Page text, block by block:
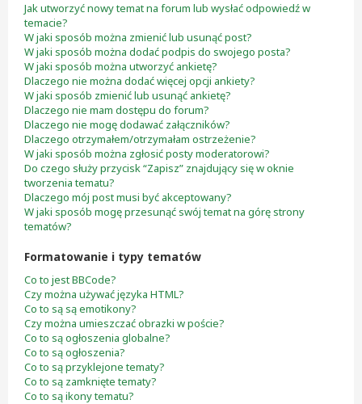
Jak utworzyć nowy temat na forum lub wysłać odpowiedź w
temacie?
W jaki sposób można zmienić lub usunąć post?
W jaki sposób można dodać podpis do swojego posta?
W jaki sposób można utworzyć ankietę?
Dlaczego nie można dodać więcej opcji ankiety?
W jaki sposób zmienić lub usunąć ankietę?
Dlaczego nie mam dostępu do forum?
Dlaczego nie mogę dodawać załączników?
Dlaczego otrzymałem/otrzymałam ostrzeżenie?
W jaki sposób można zgłosić posty moderatorowi?
Do czego służy przycisk “Zapisz” znajdujący się w oknie
tworzenia tematu?
Dlaczego mój post musi być akceptowany?
W jaki sposób mogę przesunąć swój temat na górę strony
tematów?
Formatowanie i typy tematów
Co to jest BBCode?
Czy można używać języka HTML?
Co to są są emotikony?
Czy można umieszczać obrazki w poście?
Co to są ogłoszenia globalne?
Co to są ogłoszenia?
Co to są przyklejone tematy?
Co to są zamknięte tematy?
Co to są ikony tematu?